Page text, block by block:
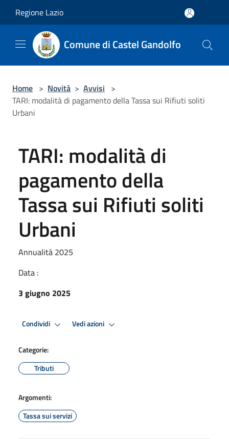
Regione Lazio
Comune di Castel Gandolfo
Home > Novità > Avvisi >
TARI: modalità di pagamento della Tassa sui Rifiuti soliti
Urbani
TARI: modalità di
pagamento della
Tassa sui Rifiuti soliti
Urbani
Annualità 2025
Data :
3 giugno 2025
Condividi Vedi azioni
Categorie:
Tributi
Argomenti:
Tassa sui servizi